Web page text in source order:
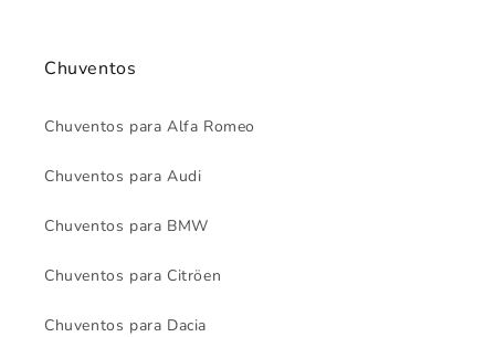
Chuventos
Chuventos para Alfa Romeo
Chuventos para Audi
Chuventos para BMW
Chuventos para Citröen
Chuventos para Dacia